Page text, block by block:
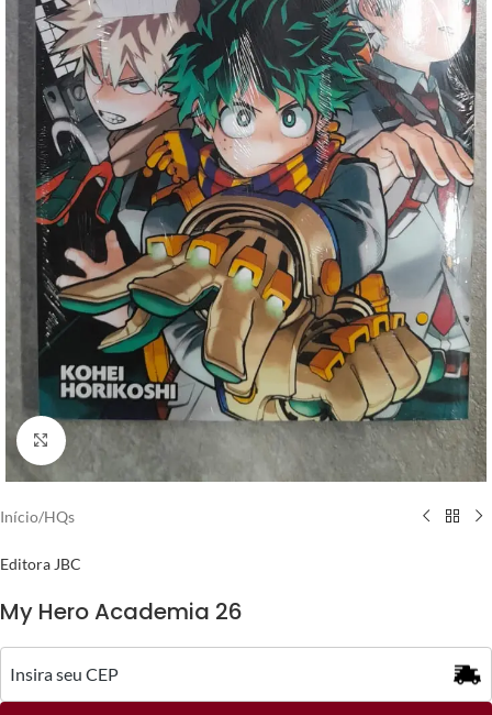
Clique para ampliar
Início/HQs
Editora JBC
My Hero Academia 26